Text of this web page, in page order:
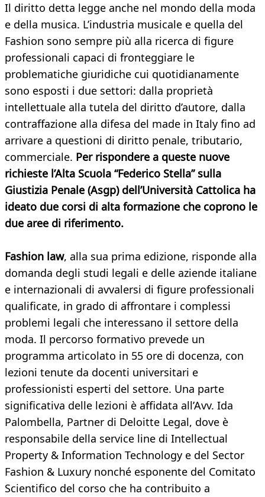
Il diritto detta legge anche nel mondo della moda
e della musica. L’industria musicale e quella del
Fashion sono sempre più alla ricerca di figure
professionali capaci di fronteggiare le
problematiche giuridiche cui quotidianamente
sono esposti i due settori: dalla proprietà
intellettuale alla tutela del diritto d’autore, dalla
contraffazione alla difesa del made in Italy fino ad
arrivare a questioni di diritto penale, tributario,
commerciale. Per rispondere a queste nuove
richieste l’Alta Scuola “Federico Stella” sulla
Giustizia Penale (Asgp) dell’Università Cattolica ha
ideato due corsi di alta formazione che coprono le
due aree di riferimento.
Fashion law, alla sua prima edizione, risponde alla
domanda degli studi legali e delle aziende italiane
e internazionali di avvalersi di figure professionali
qualificate, in grado di affrontare i complessi
problemi legali che interessano il settore della
moda. Il percorso formativo prevede un
programma articolato in 55 ore di docenza, con
lezioni tenute da docenti universitari e
professionisti esperti del settore. Una parte
significativa delle lezioni è affidata all’Avv. Ida
Palombella, Partner di Deloitte Legal, dove è
responsabile della service line di Intellectual
Property & Information Technology e del Sector
Fashion & Luxury nonché esponente del Comitato
Scientifico del corso che ha contribuito a